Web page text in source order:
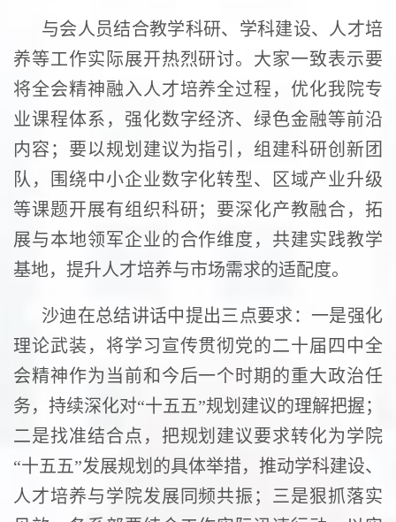
与会人员结合教学科研、学科建设、人才培
养等工作实际展开热烈研讨。大家一致表示要
将全会精神融入人才培养全过程，优化我院专
业课程体系，强化数字经济、绿色金融等前沿
内容；要以规划建议为指引，组建科研创新团
队，围绕中小企业数字化转型、区域产业升级
等课题开展有组织科研；要深化产教融合，拓
展与本地领军企业的合作维度，共建实践教学
基地，提升人才培养与市场需求的适配度。
沙迪在总结讲话中提出三点要求：一是强化
理论武装，将学习宣传贯彻党的二十届四中全
会精神作为当前和今后一个时期的重大政治任
务，持续深化对“十五五”规划建议的理解把握；
二是找准结合点，把规划建议要求转化为学院
“十五五”发展规划的具体举措，推动学科建设、
人才培养与学院发展同频共振；三是狠抓落实